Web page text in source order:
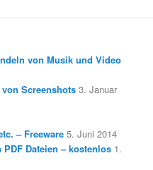
von Musik und Video
Screenshots 3. Januar
– Freeware 5. Juni 2014
Dateien – kostenlos 1.